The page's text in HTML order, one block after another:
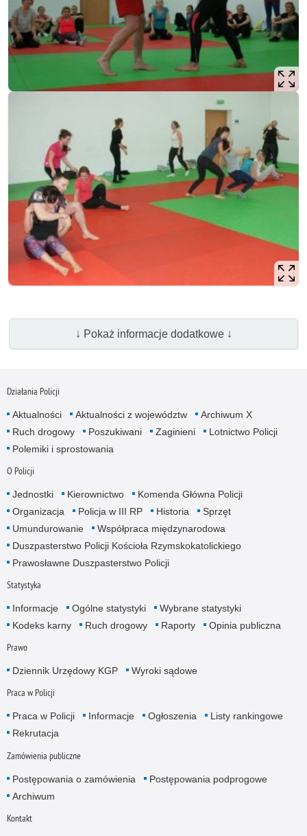
↓ Pokaż informacje dodatkowe ↓
Działania Policji
Aktualności Aktualności z województw
Archiwum X
Ruch drogowy
Poszukiwani Zaginieni
Lotnictwo Policji
Polemiki i sprostowania
O Policji
Jednostki Kierownictwo
Komenda Główna Policji
Organizacja
Policja w III RP Historia
Sprzęt
Umundurowanie
Współpraca międzynarodowa
Duszpasterstwo Policji Kościoła Rzymskokatolickiego
Prawosławne Duszpasterstwo Policji
Statystyka
Informacje Ogólne statystyki
Wybrane statystyki
Kodeks karny
Ruch drogowy Raporty Opinia publiczna
Prawo
Dziennik Urzędowy KGP Wyroki sądowe
Praca w Policji
Praca w Policji Informacje Ogłoszenia
Listy rankingowe
Rekrutacja
Zamówienia publiczne
Postępowania o zamówienia
Postępowania podprogowe
Archiwum
Kontakt